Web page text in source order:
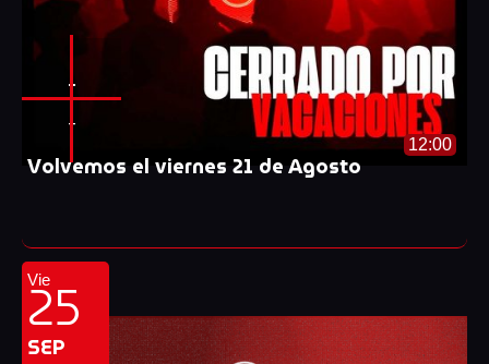
-
-
12:00
Volvemos el viernes 21 de Agosto
Vie
25
SEP